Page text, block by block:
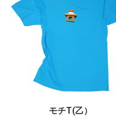
モチT(乙）